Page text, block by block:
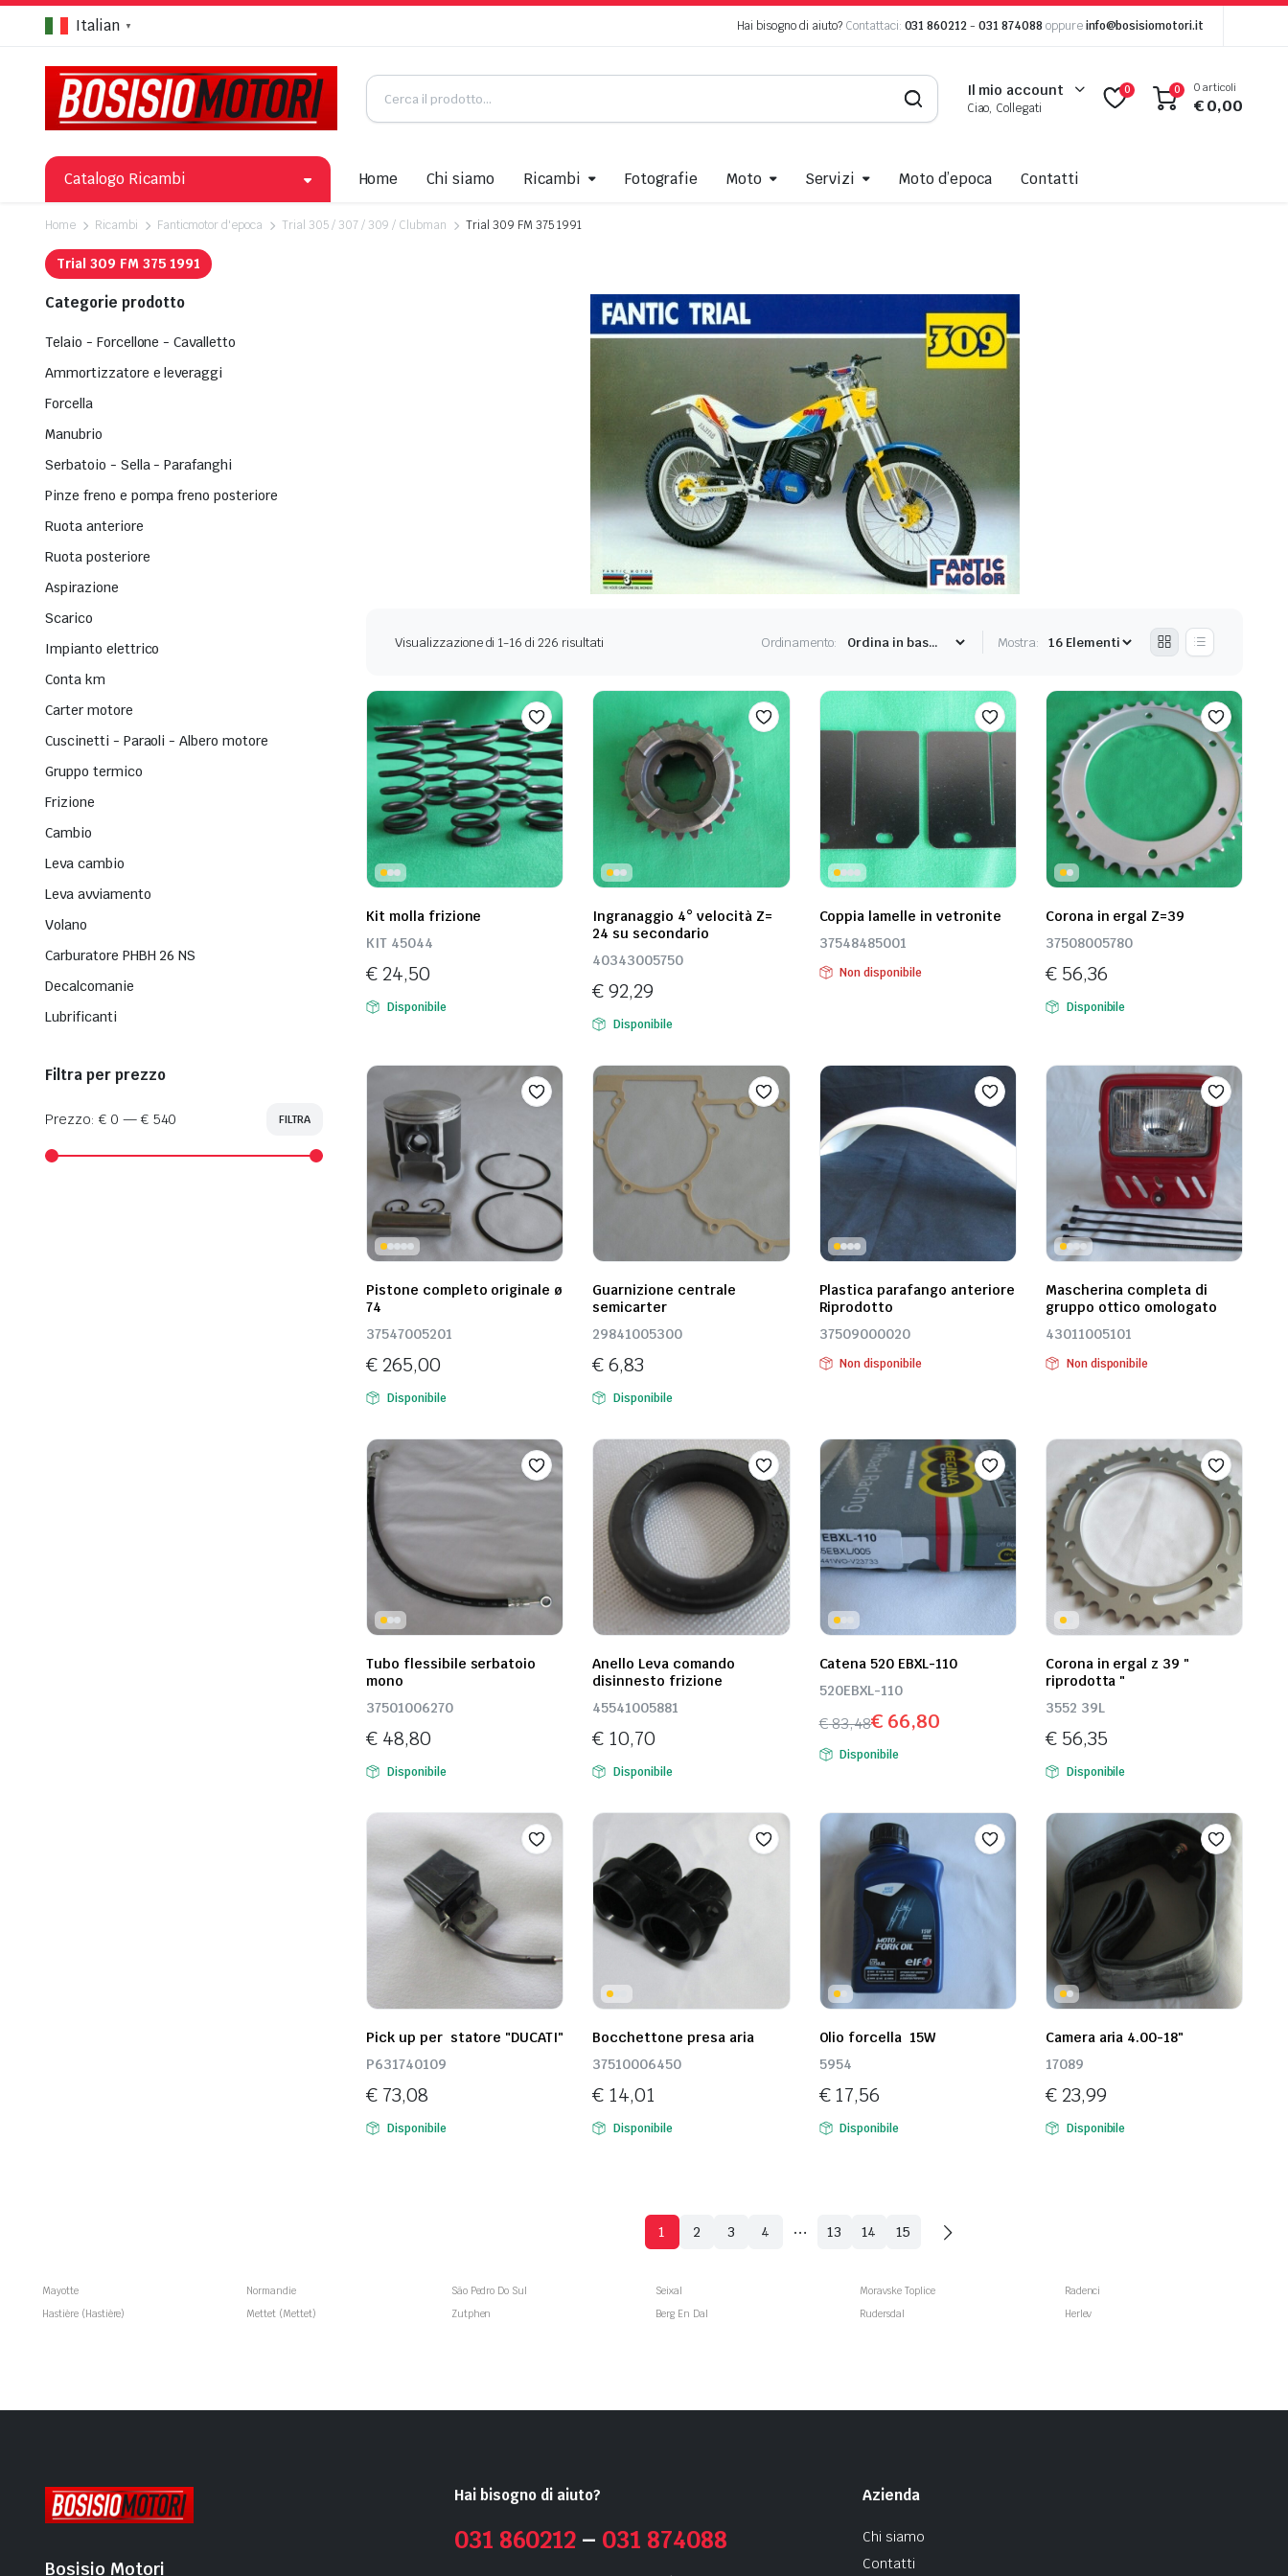
Italian ▼ Hai bisogno di aiuto? Contattaci: 031 860212-031 874088oppure info@bosisiomotori.it
Il mio account
Ciao, Collegati
0 0 0 articoli
€0,00
Catalogo Ricambi Home Chi siamo Ricambi Fotografie Moto Servizi Moto d’epoca Contatti
Home Ricambi Fanticmotor d'epoca Trial 305 / 307 / 309 / Clubman Trial 309 FM 375 1991
Trial 309 FM 375 1991
Visualizzazione di 1-16 di 226 risultatiOrdina
al
recente
Ordinamento: Mostra:
Kit molla frizione
KIT 45044
€24,50
Disponibile
Ingranaggio 4° velocità Z=
24 su secondario
40343005750
€92,29
Disponibile
Coppia lamelle in vetronite
37548485001
Non disponibile
Corona in ergal Z=39
37508005780
€56,36
Disponibile
Pistone completo originale ø
74
37547005201
€265,00
Disponibile
Guarnizione centrale
semicarter
29841005300
€6,83
Disponibile
Plastica parafango anteriore
Riprodotto
37509000020
Non disponibile
Mascherina completa di
gruppo ottico omologato
43011005101
Non disponibile
Tubo flessibile serbatoio
mono
37501006270
€48,80
Disponibile
Anello Leva comando
disinnesto frizione
45541005881
€ 10,70
Disponibile
Catena 520 EBXL-110
520EBXL-110
€83,48
Il
prezzo
era:
€ 83,48.
€ 66,80
Il
prezzo
è:
€ 66,80.
Disponibile
Corona in ergal z 39 "
riprodotta "
3552 39L
€56,35
Disponibile
Pick up per statore "DUCATI"
P631740109
€73,08
Disponibile
Bocchettone presa aria
37510006450
€ 14,01
Disponibile
Olio forcella 15W
5954
€17,56
Disponibile
Camera aria 4.00-18"
17089
€23,99
Disponibile
1 2 3 4 … 13 14 15
Categorie prodotto
Telaio - Forcellone - Cavalletto
Ammortizzatore e leveraggi
Forcella
Manubrio
Serbatoio - Sella - Parafanghi
Pinze freno e pompa freno posteriore
Ruota anteriore
Ruota posteriore
Aspirazione
Scarico
Impianto elettrico
Conta km
Carter motore
Cuscinetti - Paraoli - Albero motore
Gruppo termico
Frizione
Cambio
Leva cambio
Leva avviamento
Volano
Carburatore PHBH 26 NS
Decalcomanie
Lubrificanti
Filtra per prezzo
FILTRA
Prezzo: € 0 — € 540
Mayotte Normandie São Pedro Do Sul Seixal Moravske Toplice
Radenci
Hastière (Hastière)
Mettet (Mettet) Zutphen Berg En Dal Rudersdal Herlev
Bosisio Motori
Hai bisogno di aiuto?
031 860212 – 031 874088
Azienda
Chi siamo
Contatti